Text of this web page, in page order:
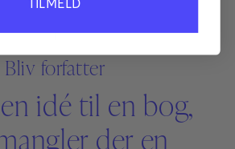
Bliv forfatter
idé til en bog,
der en
TILMELD